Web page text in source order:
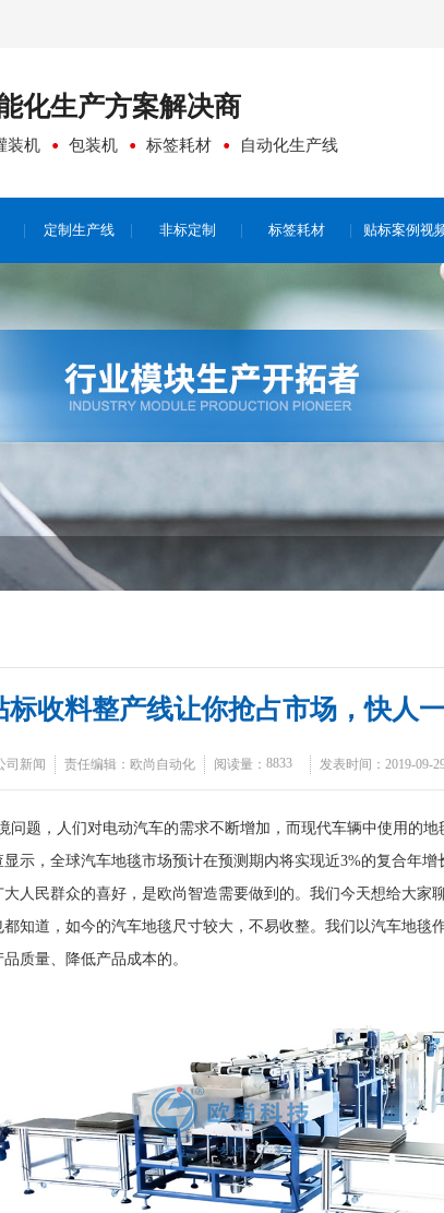
化生产方案解决商
装机 包装机 标签耗材 自动化生产线
定制生产线 非标定制 标签耗材 贴标案例视
标收料整产线让你抢占市场，快人一
司新闻 责任编辑：欧尚自动化 阅读量： 8833 发表时间：2019-09-
题，人们对电动汽车的需求不断增加，而现代车辆中使用的地
显示，全球汽车地毯市场预计在预测期内将实现近3%的复合年增
大人民群众的喜好，是欧尚智造需要做到的。我们今天想给大
都知道，如今的汽车地毯尺寸较大，不易收整。我们以汽车地
质量、降低产品成本的。